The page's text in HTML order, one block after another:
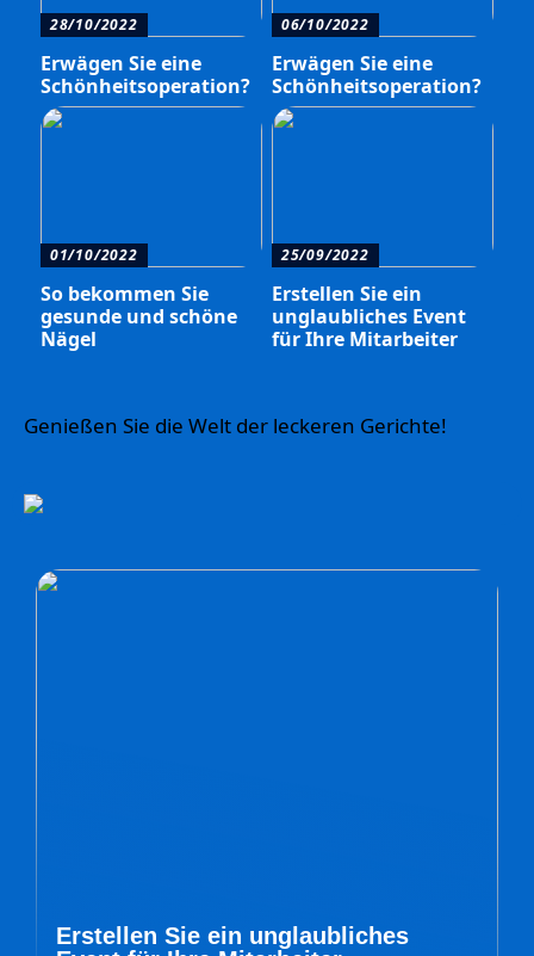
28/10/2022
Erwägen Sie eine
Schönheitsoperation?
06/10/2022
Erwägen Sie eine
Schönheitsoperation?
01/10/2022
So bekommen Sie
gesunde und schöne
Nägel
25/09/2022
Erstellen Sie ein
unglaubliches Event
für Ihre Mitarbeiter
Genießen Sie die Welt der leckeren Gerichte!
Erstellen Sie ein unglaubliches